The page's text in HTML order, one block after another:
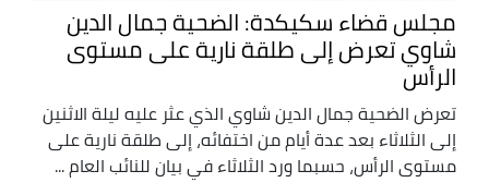
مجلس قضاء سكيكدة: الضحية جمال الدين
شاوي تعرض إلى طلقة نارية على مستوى
الرأس
تعرض الضحية جمال الدين شاوي الذي عثر عليه ليلة الاثنين
إلى الثلاثاء بعد عدة أيام من اختفائه، إلى طلقة نارية على
مستوى الرأس، حسبما ورد الثلاثاء في بيان للنائب العام ...